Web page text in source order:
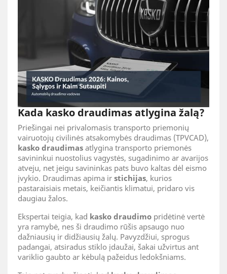
Kada kasko draudimas atlygina žalą?
Priešingai nei privalomasis transporto priemonių
vairuotojų civilinės atsakomybės draudimas (TPVCAD),
kasko draudimas atlygina transporto priemonės
savininkui nuostolius vagystės, sugadinimo ar avarijos
atveju, net jeigu savininkas pats buvo kaltas dėl eismo
įvykio. Draudimas apima ir stichijas, kurios
pastaraisiais metais, keičiantis klimatui, pridaro vis
daugiau žalos.
Ekspertai teigia, kad kasko draudimo pridėtinė vertė
yra ramybė, nes ši draudimo rūšis apsaugo nuo
dažniausių ir didžiausių žalų. Pavyzdžiui, sprogus
padangai, atsiradus stiklo įdaužai, šakai užvirtus ant
variklio gaubto ar kėbulą pažeidus ledokšniams.